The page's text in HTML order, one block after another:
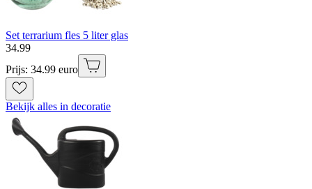
Set terrarium fles 5 liter glas
34.99
Prijs: 34.99 euro
Bekijk alles in decoratie